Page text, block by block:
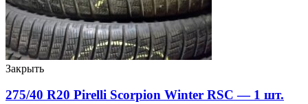
Закрыть
275/40 R20 Pirelli Scorpion Winter RSC — 1 шт.